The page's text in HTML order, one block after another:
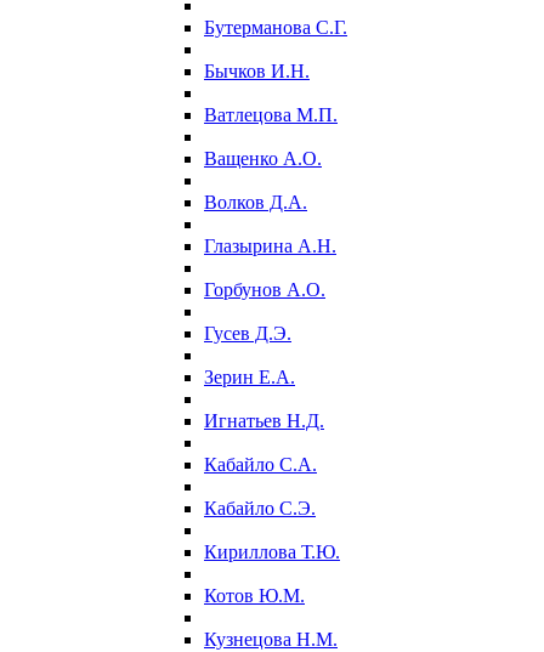
Бутерманова С.Г.
Бычков И.Н.
Ватлецова М.П.
Ващенко А.О.
Волков Д.А.
Глазырина А.Н.
Горбунов А.О.
Гусев Д.Э.
Зерин Е.А.
Игнатьев Н.Д.
Кабайло С.А.
Кабайло С.Э.
Кириллова Т.Ю.
Котов Ю.М.
Кузнецова Н.М.